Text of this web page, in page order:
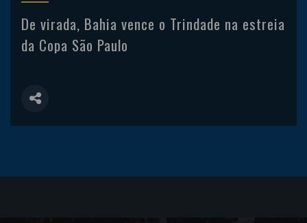
De virada, Bahia vence o Trindade na estreia
da Copa São Paulo